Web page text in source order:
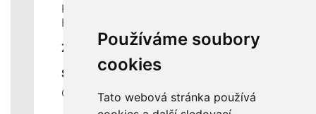
Používáme soubory
cookies
Tato webová stránka používá
Kontakty
Historie a současnost
ZÁKLADNÍ ÚDAJE
SLUŽBY
Ceník servisních prací